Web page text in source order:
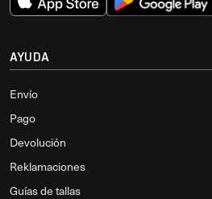
AYUDA
Envío
Pago
Devolución
Reklamaciones
Guías de tallas